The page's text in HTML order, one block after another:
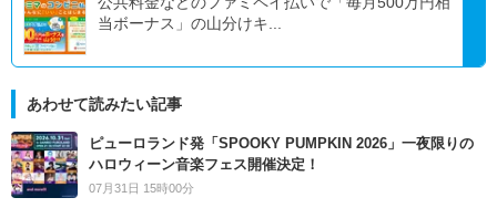
当ボーナス」の山分けキ...
あわせて読みたい記事
ピューロランド発「SPOOKY PUMPKIN 2026」一夜限りの
ハロウィーン音楽フェス開催決定！
07月31日 15時00分